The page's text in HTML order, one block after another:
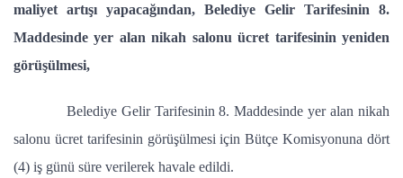
maliyet artışı yapacağından, Belediye Gelir Tarifesinin 8.
Maddesinde yer alan nikah salonu ücret tarifesinin yeniden
görüşülmesi,
Belediye Gelir Tarifesinin 8. Maddesinde yer alan nikah
salonu ücret tarifesinin görüşülmesi için Bütçe Komisyonuna dört
(4) iş günü süre verilerek havale edildi.